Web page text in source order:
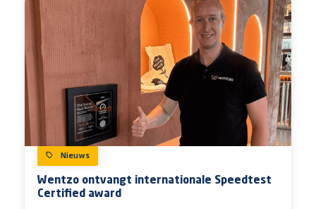
Nieuws
Wentzo ontvangt internationale Speedtest
Certified award